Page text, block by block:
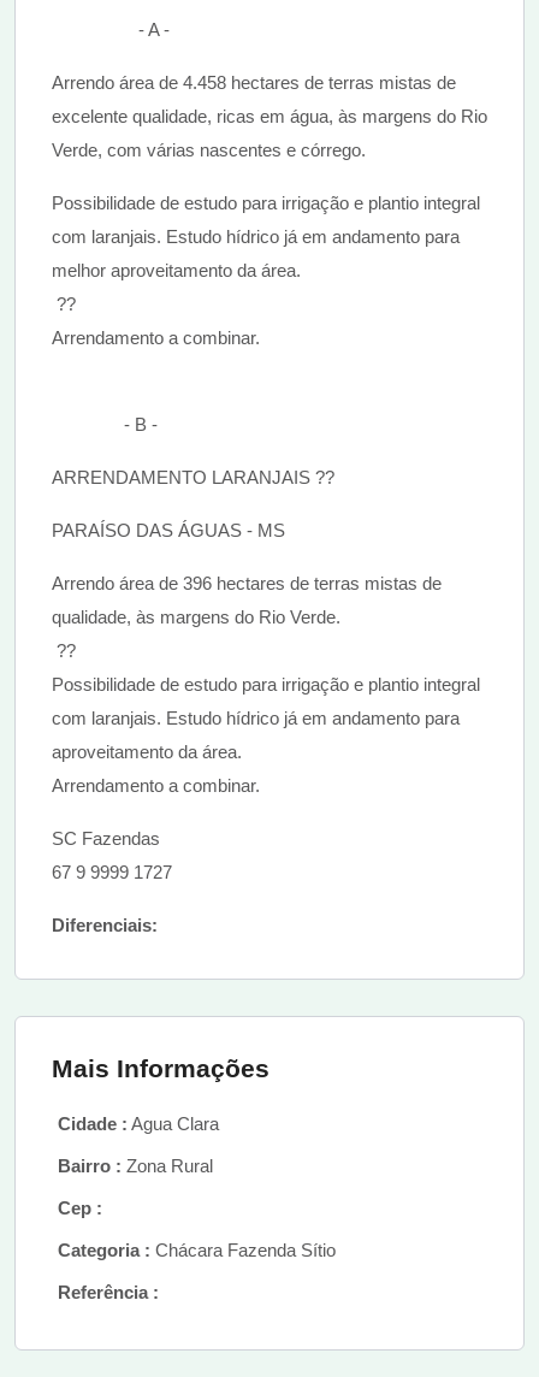
- A -
Arrendo área de 4.458 hectares de terras mistas de
excelente qualidade, ricas em água, às margens do Rio
Verde, com várias nascentes e córrego.
Possibilidade de estudo para irrigação e plantio integral
com laranjais. Estudo hídrico já em andamento para
melhor aproveitamento da área.
??
Arrendamento a combinar.
- B -
ARRENDAMENTO LARANJAIS ??
PARAÍSO DAS ÁGUAS - MS
Arrendo área de 396 hectares de terras mistas de
qualidade, às margens do Rio Verde.
??
Possibilidade de estudo para irrigação e plantio integral
com laranjais. Estudo hídrico já em andamento para
aproveitamento da área.
Arrendamento a combinar.
SC Fazendas
67 9 9999 1727
Diferenciais:
Mais Informações
Cidade : Agua Clara
Bairro : Zona Rural
Cep :
Categoria : Chácara Fazenda Sítio
Referência :